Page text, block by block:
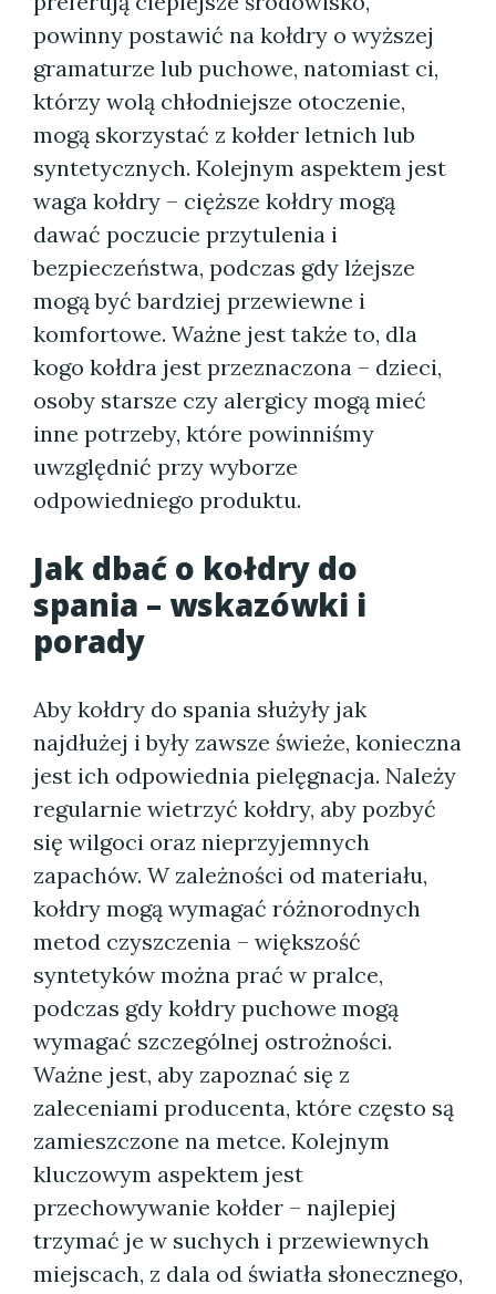
powinny postawić na kołdry o wyższej
gramaturze lub puchowe, natomiast ci,
którzy wolą chłodniejsze otoczenie,
mogą skorzystać z kołder letnich lub
syntetycznych. Kolejnym aspektem jest
waga kołdry – cięższe kołdry mogą
dawać poczucie przytulenia i
bezpieczeństwa, podczas gdy lżejsze
mogą być bardziej przewiewne i
komfortowe. Ważne jest także to, dla
kogo kołdra jest przeznaczona – dzieci,
osoby starsze czy alergicy mogą mieć
inne potrzeby, które powinniśmy
uwzględnić przy wyborze
odpowiedniego produktu.
Jak dbać o kołdry do
spania – wskazówki i
porady
Aby kołdry do spania służyły jak
najdłużej i były zawsze świeże, konieczna
jest ich odpowiednia pielęgnacja. Należy
regularnie wietrzyć kołdry, aby pozbyć
się wilgoci oraz nieprzyjemnych
zapachów. W zależności od materiału,
kołdry mogą wymagać różnorodnych
metod czyszczenia – większość
syntetyków można prać w pralce,
podczas gdy kołdry puchowe mogą
wymagać szczególnej ostrożności.
Ważne jest, aby zapoznać się z
zaleceniami producenta, które często są
zamieszczone na metce. Kolejnym
kluczowym aspektem jest
przechowywanie kołder – najlepiej
trzymać je w suchych i przewiewnych
miejscach, z dala od światła słonecznego,